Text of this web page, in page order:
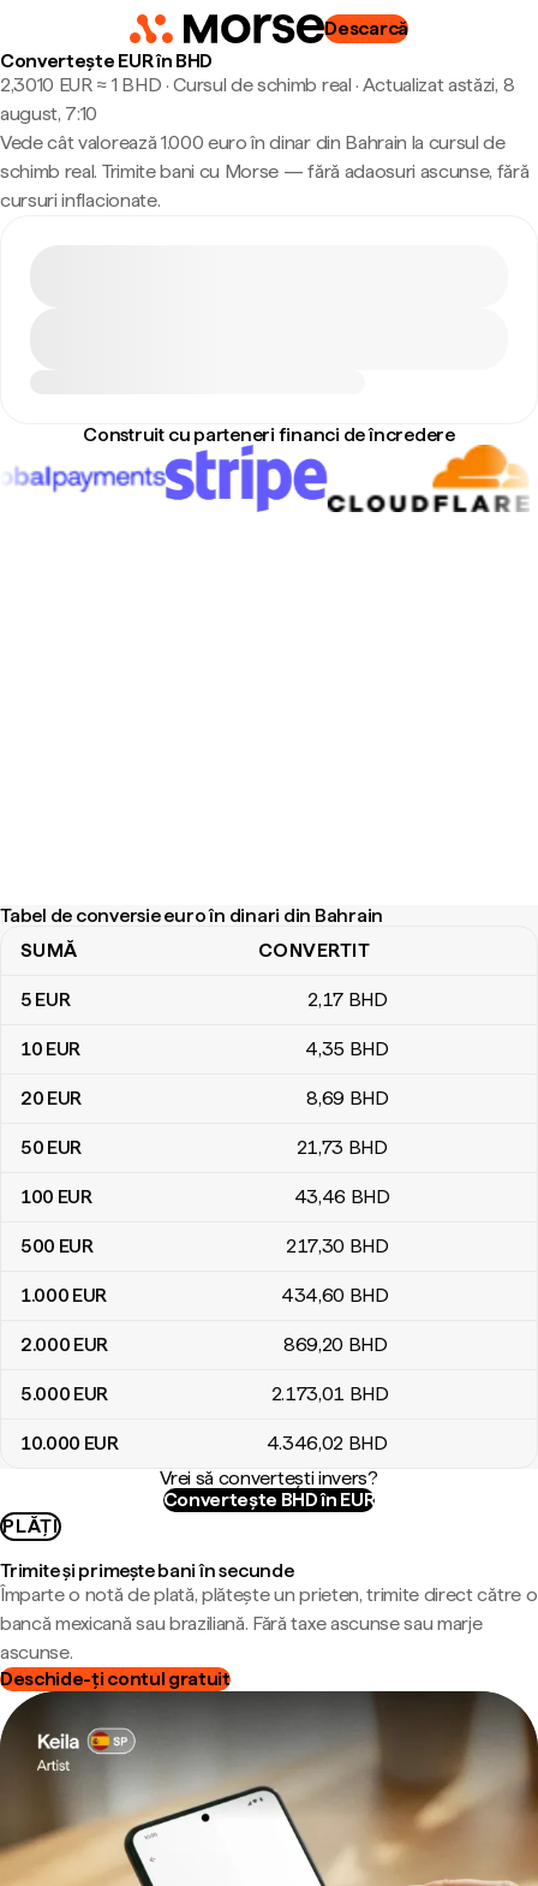
Descarcă
Convertește EUR în BHD
2,3010 EUR ≈ 1 BHD · Cursul de schimb real · Actualizat astăzi, 8
august, 7:10
Vede cât valorează 1.000 euro în dinar din Bahrain la cursul de
schimb real. Trimite bani cu Morse — fără adaosuri ascunse, fără
cursuri inflacionate.
Construit cu parteneri financi de încredere
Tabel de conversie euro în dinari din Bahrain
Tabel de conversie euro în dinari din Bahrain
SUMĂ CONVERTIT
5 EUR 2,17 BHD
10 EUR 4,35 BHD
20 EUR 8,69 BHD
50 EUR 21,73 BHD
100 EUR 43,46 BHD
500 EUR 217,30 BHD
1.000 EUR 434,60 BHD
2.000 EUR 869,20 BHD
5.000 EUR 2.173,01 BHD
10.000 EUR 4.346,02 BHD
Vrei să convertești invers?
Convertește BHD în EUR
PLĂȚI
Trimite și primește bani în secunde
Împarte o notă de plată, plătește un prieten, trimite direct către o
bancă mexicană sau braziliană. Fără taxe ascunse sau marje
ascunse.
Deschide-ți contul gratuit